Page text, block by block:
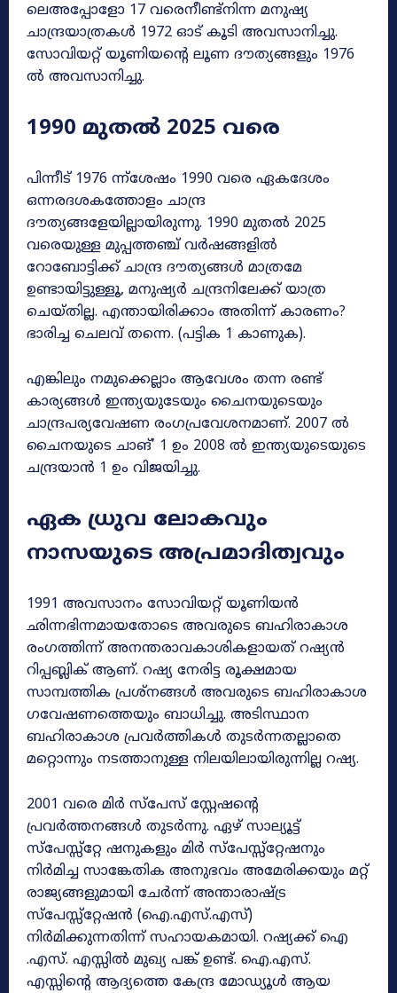
ലെഅപ്പോളോ 17 വരെനീണ്ട്നിന്ന മനുഷ്യ
ചാന്ദ്രയാത്രകൾ 1972 ഓട് കൂടി അവസാനിച്ചു.
സോവിയറ്റ് യൂണിയന്റെ ലൂണ ദൗത്യങ്ങളും 1976
ൽ അവസാനിച്ചു.
1990 മുതൽ 2025 വരെ
പിന്നീട് 1976 ന്ന്ശേഷം 1990 വരെ ഏകദേശം
ഒന്നരദശകത്തോളം ചാന്ദ്ര
ദൗത്യങ്ങളേയില്ലായിരുന്നു. 1990 മുതൽ 2025
വരെയുള്ള മുപ്പത്തഞ്ച് വർഷങ്ങളിൽ
റോബോട്ടിക്ക് ചാന്ദ്ര ദൗത്യങ്ങൾ മാത്രമേ
ഉണ്ടായിട്ടുള്ളൂ, മനുഷ്യർ ചന്ദ്രനിലേക്ക് യാത്ര
ചെയ്തില്ല. എന്തായിരിക്കാം അതിന്ന് കാരണം?
ഭാരിച്ച ചെലവ് തന്നെ. (പട്ടിക 1 കാണുക).
എങ്കിലും നമുക്കെല്ലാം ആവേശം തന്ന രണ്ട്
കാര്യങ്ങൾ ഇന്ത്യയുടേയും ചൈനയുടെയും
ചാന്ദ്രപര്യവേഷണ രംഗപ്രവേശനമാണ്. 2007 ൽ
ചൈനയുടെ ചാങ്’ 1 ഉം 2008 ൽ ഇന്ത്യയുടെയുടെ
ചന്ദ്രയാൻ 1 ഉം വിജയിച്ചു.
ഏക ധ്രുവ ലോകവും
നാസയുടെ അപ്രമാദിത്വവും
1991 അവസാനം സോവിയറ്റ് യൂണിയൻ
ഛിന്നഭിന്നമായതോടെ അവരുടെ ബഹിരാകാശ
രംഗത്തിന്ന് അനന്തരാവകാശികളായത് റഷ്യൻ
റിപ്പബ്ലിക് ആണ്. റഷ്യ നേരിട്ട രൂക്ഷമായ
സാമ്പത്തിക പ്രശ്നങ്ങൾ അവരുടെ ബഹിരാകാശ
ഗവേഷണത്തെയും ബാധിച്ചു. അടിസ്ഥാന
ബഹിരാകാശ പ്രവർത്തികൾ തുടർന്നതല്ലാതെ
മറ്റൊന്നും നടത്താനുള്ള നിലയിലായിരുന്നില്ല റഷ്യ.
2001 വരെ മിർ സ്പേസ് സ്റ്റേഷന്റെ
പ്രവർത്തനങ്ങൾ തുടർന്നു. ഏഴ് സാല്യൂട്ട്
സ്പേസ്സ്റ്റേ ഷനുകളും മിർ സ്പേസ്സ്റ്റേഷനും
നിർമിച്ച സാങ്കേതിക അനുഭവം അമേരിക്കയും മറ്റ്
രാജ്യങ്ങളുമായി ചേർന്ന് അന്താരാഷ്ട്ര
സ്പേസ്സ്റ്റേഷൻ (ഐ.എസ്.എസ്)
നിർമിക്കുന്നതിന്ന് സഹായകമായി. റഷ്യക്ക് ഐ
.എസ്. എസ്സിൽ മുഖ്യ പങ്ക് ഉണ്ട്. ഐ.എസ്.
എസ്സിന്റെ ആദ്യത്തെ കേന്ദ്ര മോഡ്യൂൾ ആയ